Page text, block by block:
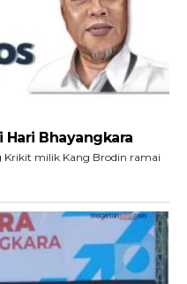
Bhayangkara
milik Kang Brodin ramai